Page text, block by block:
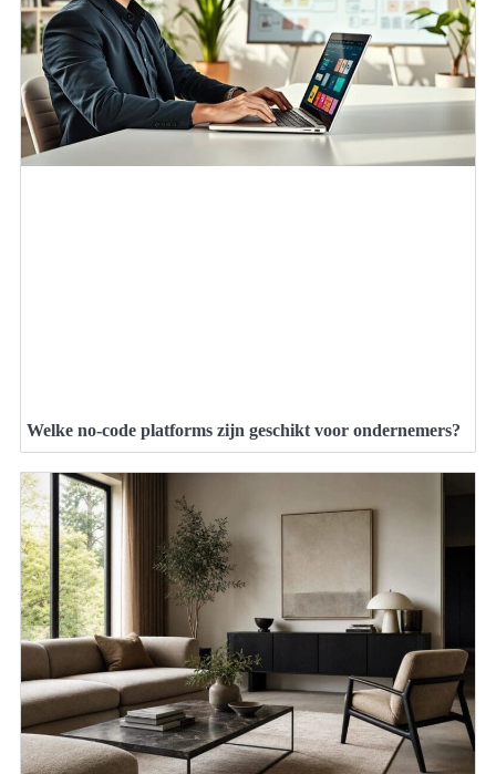
Welke no-code platforms zijn geschikt voor ondernemers?